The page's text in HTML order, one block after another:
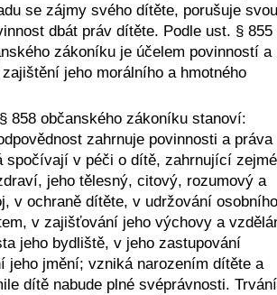
se zájmy svého dítěte, porušuje svou
dbát práv dítěte. Podle ust. § 855
zákoníku je účelem povinností a
jeho morálního a hmotného
858 občanského zákoníku stanoví:
zahrnuje povinnosti a práva
spočívají v péči o dítě, zahrnující
jeho tělesný, citový, rozumový a
v ochraně dítěte, v udržování osobního
v zajišťování jeho výchovy a
jeho bydliště, v jeho zastupování
jeho jmění; vzniká narozením dítěte a
dítě nabude plné svéprávnosti.